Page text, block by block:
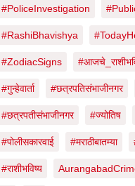
#PoliceInvestigation
#RashiBhavishya
#ZodiacSigns
#गुन्हेवार्ता #छत्रपतिसंभाजीनगर
#छत्रपतीसंभाजीनगर #ज्योतिष
#पोलीसकारवाई #मराठीबातम्या
#राशीभविष्य